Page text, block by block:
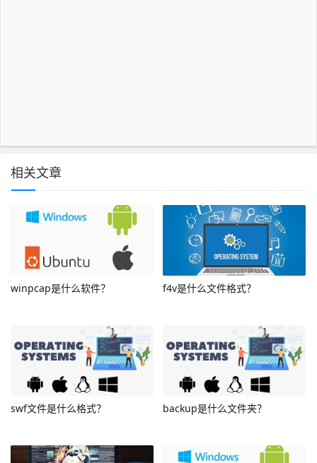
相关文章
winpcap是什么软件？ f4v是什么文件格式？
swf文件是什么格式？ backup是什么文件夹？